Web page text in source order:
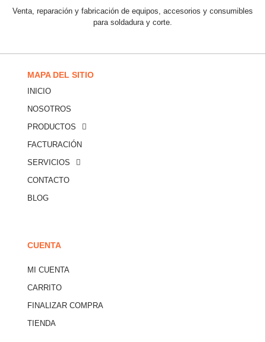
Venta, reparación y fabricación de equipos, accesorios y consumibles
para soldadura y corte.
MAPA DEL SITIO
INICIO
NOSOTROS
PRODUCTOS
FACTURACIÓN
SERVICIOS
CONTACTO
BLOG
CUENTA
MI CUENTA
CARRITO
FINALIZAR COMPRA
TIENDA